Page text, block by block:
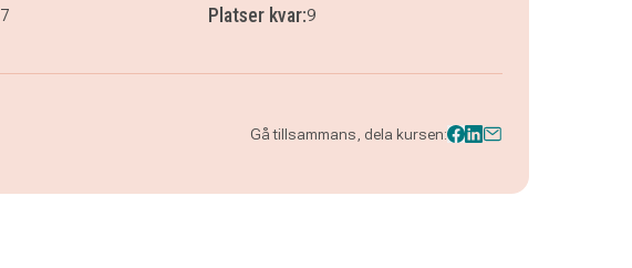
7 Platser kvar:9
Gå tillsammans, dela kursen: